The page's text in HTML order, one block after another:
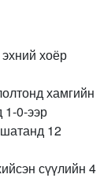
хоёр
хамгийн
1-0-ээр
12
сүүлийн 4